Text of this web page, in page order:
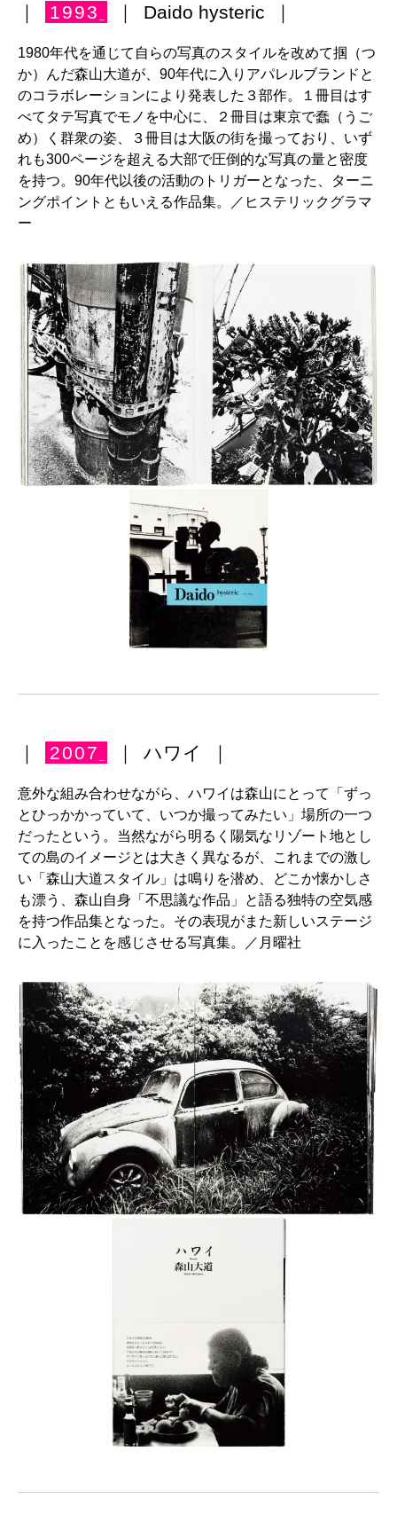
｜ 1993 ｜ Daido hysteric ｜
1980年代を通じて自らの写真のスタイルを改めて掴（つ
か）んだ森山大道が、90年代に入りアパレルブランドと
のコラボレーションにより発表した３部作。１冊目はす
べてタテ写真でモノを中心に、２冊目は東京で蠢（うご
め）く群衆の姿、３冊目は大阪の街を撮っており、いず
れも300ページを超える大部で圧倒的な写真の量と密度
を持つ。90年代以後の活動のトリガーとなった、ターニ
ングポイントともいえる作品集。／ヒステリックグラマ
ー
｜ 2007 ｜ ハワイ ｜
意外な組み合わせながら、ハワイは森山にとって「ずっ
とひっかかっていて、いつか撮ってみたい」場所の一つ
だったという。当然ながら明るく陽気なリゾート地とし
ての島のイメージとは大きく異なるが、これまでの激し
い「森山大道スタイル」は鳴りを潜め、どこか懐かしさ
も漂う、森山自身「不思議な作品」と語る独特の空気感
を持つ作品集となった。その表現がまた新しいステージ
に入ったことを感じさせる写真集。／月曜社